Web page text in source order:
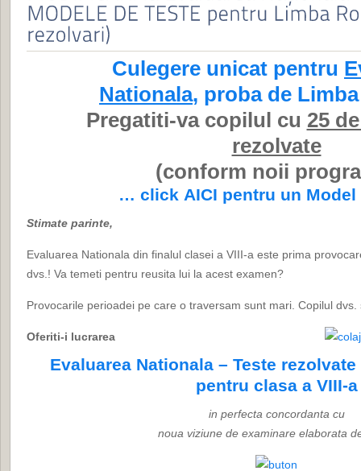
Culegere unicat pentru
Nationala, proba de
Pregatiti-va copilul cu 25
rezolvate
(conform noii
… click AICI pentru un Model
Stimate parinte,
Evaluarea Nationala din finalul clasei a VIII-a este prima
dvs.! Va temeti pentru reusita lui la acest examen?
Provocarile perioadei pe care o traversam sunt mari. Copilul dvs.
Oferiti-i lucrarea
Evaluarea Nationala – Teste
pentru clasa a VIII-a
in perfecta concordanta cu
noua viziune de examinare elaborata